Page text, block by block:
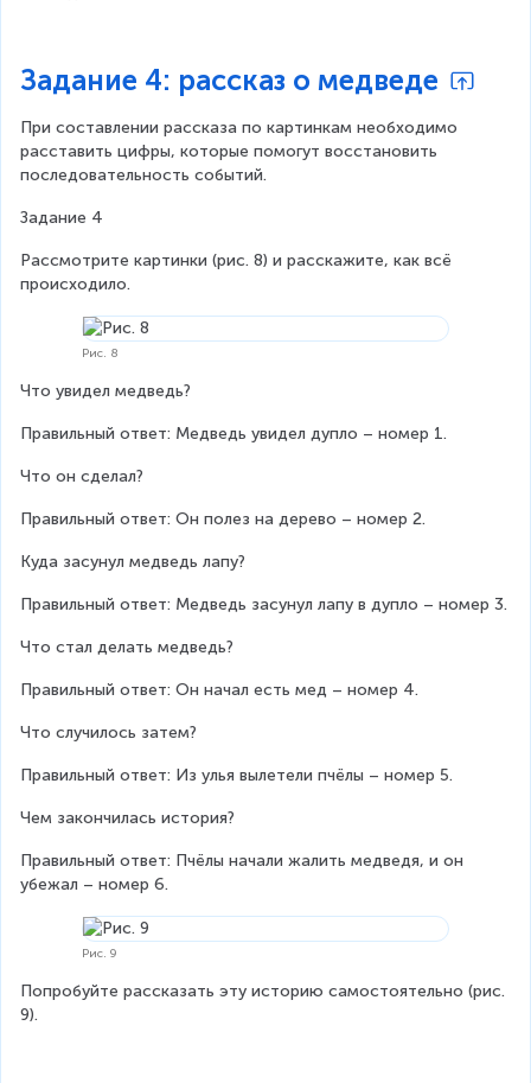
Задание 4: рассказ о медведе
При составлении рассказа по картинкам необходимо
расставить цифры, которые помогут восстановить
последовательность событий.
Задание 4
Рассмотрите картинки (рис. 8) и расскажите, как всё
происходило.
Рис. 8
Что увидел медведь?
Правильный ответ: Медведь увидел дупло – номер 1.
Что он сделал?
Правильный ответ: Он полез на дерево – номер 2.
Куда засунул медведь лапу?
Правильный ответ: Медведь засунул лапу в дупло – номер 3.
Что стал делать медведь?
Правильный ответ: Он начал есть мед – номер 4.
Что случилось затем?
Правильный ответ: Из улья вылетели пчёлы – номер 5.
Чем закончилась история?
Правильный ответ: Пчёлы начали жалить медведя, и он
убежал – номер 6.
Рис. 9
Попробуйте рассказать эту историю самостоятельно (рис.
9).